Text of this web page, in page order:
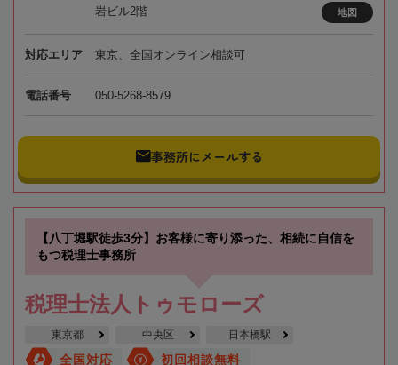
岩ビル2階
地図
対応エリア 東京、全国オンライン相談可
電話番号 050-5268-8579
事務所にメールする
【八丁堀駅徒歩3分】お客様に寄り添った、相続に自信を
もつ税理士事務所
税理士法人トゥモローズ
東京都 中央区 日本橋駅
全国対応 初回相談無料